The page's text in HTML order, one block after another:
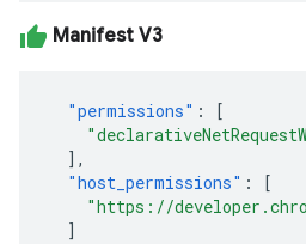
Manifest V3
"permissions" :
[
],
"host_permissions" :
[
"https://
]